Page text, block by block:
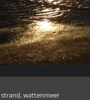
strand,wattenmeer